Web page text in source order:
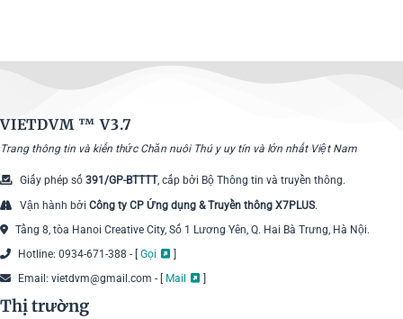
VIETDVM ™V3.7
Trang thông tin và kiến thức Chăn nuôi Thú y uy tín và lớn nhất Việt Nam
Giấy phép số 391/GP-BTTTT, cấp bởi Bộ Thông tin và truyền thông.
Vận hành bởi Công ty CP Ứng dụng & Truyền thông X7PLUS.
Tầng 8, tòa Hanoi Creative City, Số 1 Lương Yên, Q. Hai Bà Trưng, Hà Nội.
Hotline: 0934-671-388 - [ Gọi
Email: vietdvm@gmail.com - [
Mail
Thị trường